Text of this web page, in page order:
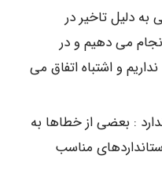
دلیل تاخیر در
می دهیم و در
و اشتباه اتفاق می
: بعضی از خطاها به
مناسب